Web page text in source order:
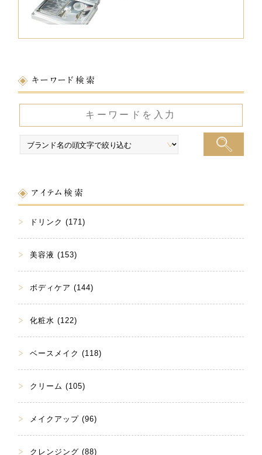
キーワード検索
アイテム検索
ドリンク (171)
美容液 (153)
ボディケア (144)
化粧水 (122)
ベースメイク (118)
クリーム (105)
メイクアップ (96)
クレンジング (88)